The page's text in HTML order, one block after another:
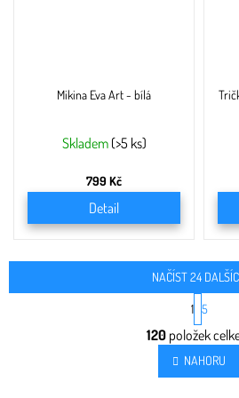
Mikina Eva Art - bílá
Skladem (>5 ks)
799 Kč
Detail
O
v
l
á
NAČÍST 24
S
t
r
á
n
k
1 5
120 položek
NAHORU